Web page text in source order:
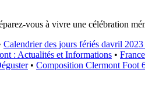
vous à vivre une célébration
Calendrier des jours fériés davril 2023
: Actualités et Informations •
• Composition Clermont Foot